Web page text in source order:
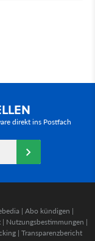
direkt ins Postfach
| Abo kündigen |
| Nutzungsbestimmungen |
| Transparenzbericht